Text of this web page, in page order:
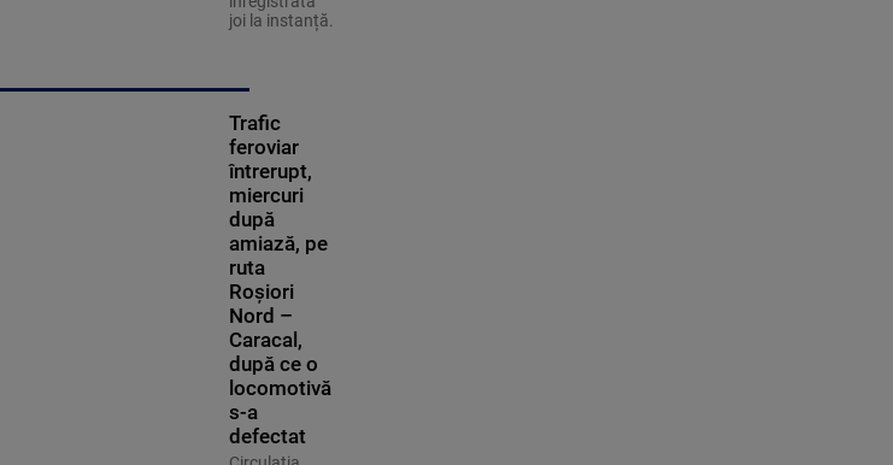
joi la instanță.
Trafic
feroviar
întrerupt,
miercuri
după
amiază, pe
ruta
Roşiori
Nord –
Caracal,
după ce o
locomotivă
s-a
defectat